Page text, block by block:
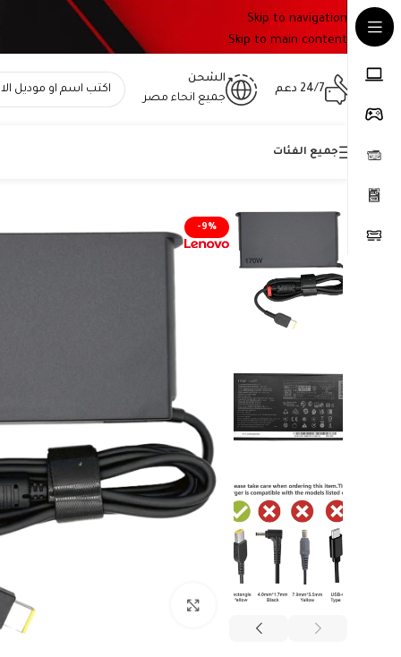
Skip to navigation
Skip to main content
24/7 دعم
الشحن
جميع انحاء مصر
جميع الفئات
-9%